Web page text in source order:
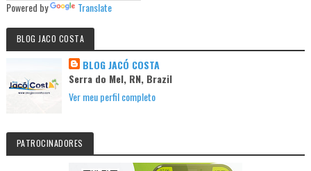
Powered by Translate
BLOG JACO COSTA
BLOG JACÓ COSTA
Serra do Mel, RN, Brazil
Ver meu perfil completo
PATROCINADORES